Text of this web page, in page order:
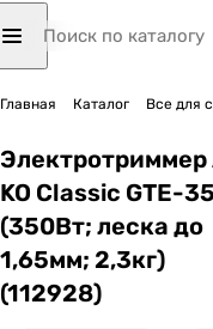
Главная Каталог Все для
Электротриммер
KO Classic GTE-
(350Вт; леска до
1,65мм; 2,3кг)
(112928)